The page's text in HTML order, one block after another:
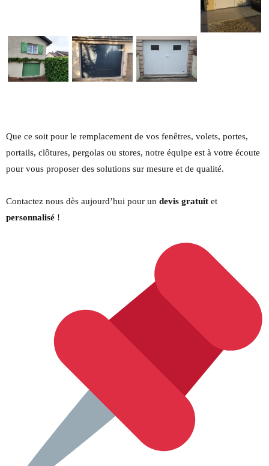
Que ce soit pour le remplacement de vos fenêtres, volets, portes,
portails, clôtures, pergolas ou stores, notre équipe est à votre écoute
pour vous proposer des solutions sur mesure et de qualité.
Contactez nous dès aujourd’hui pour un devis gratuit et
personnalisé !